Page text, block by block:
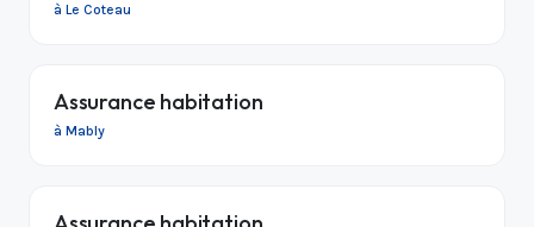
à Le Coteau
Assurance habitation
à Mably